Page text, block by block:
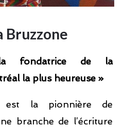
Bruzzone
fondatrice de la
la plus heureuse »
est la pionnière de
branche de l’écriture